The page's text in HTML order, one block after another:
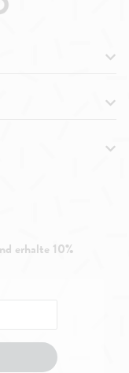
erhalte 10%